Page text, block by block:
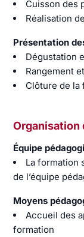
Cuisson des
Réalisation
Présentation
Dégustation
Rangement
Clôture de la
Organisation
Équipe
La formation
de l’équipe
Moyens
Accueil des
formation